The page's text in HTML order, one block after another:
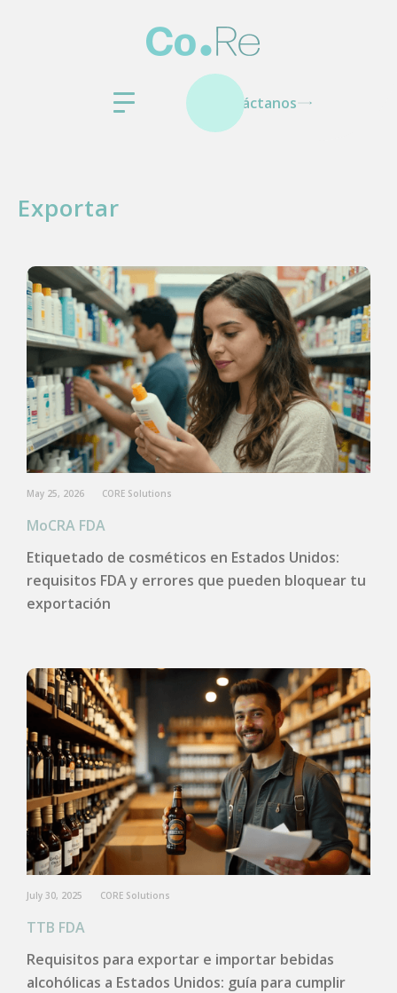
Contáctanos
Exportar
May 25, 2026 CORE Solutions
MoCRA FDA
Etiquetado de cosméticos en Estados Unidos:
requisitos FDA y errores que pueden bloquear tu
exportación
July 30, 2025 CORE Solutions
TTB FDA
Requisitos para exportar e importar bebidas
alcohólicas a Estados Unidos: guía para cumplir